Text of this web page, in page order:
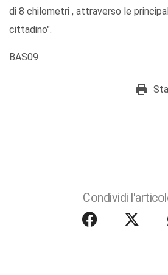
di 8 chilometri , attraverso le
cittadino".
BAS09
Condividi